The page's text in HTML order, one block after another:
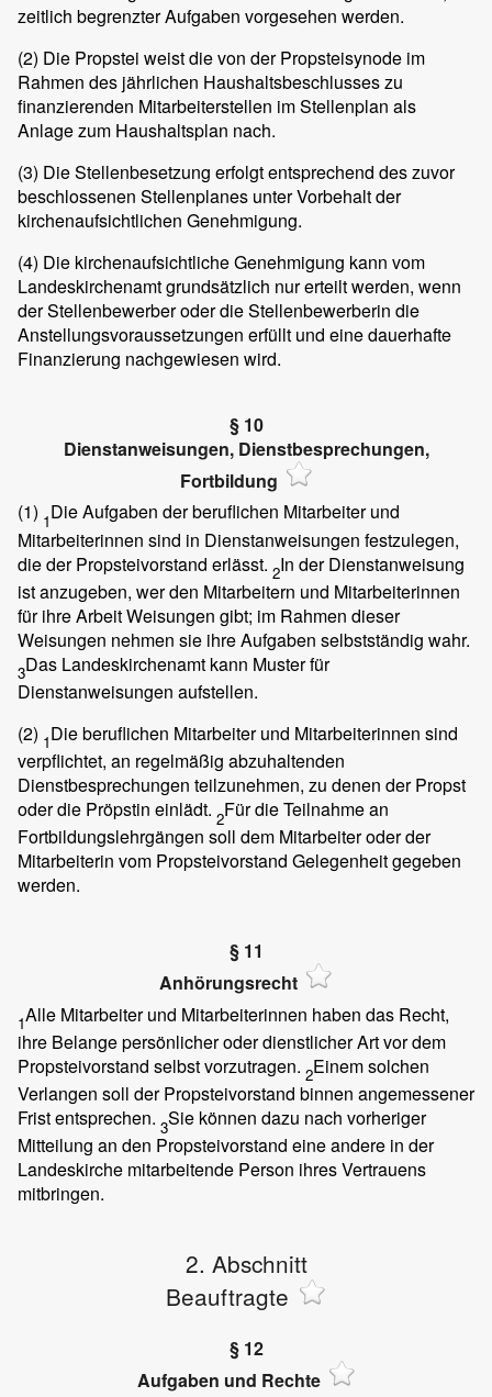
zeitlich begrenzter Aufgaben vorgesehen werden.
(2) Die Propstei weist die von der Propsteisynode im
Rahmen des jährlichen Haushaltsbeschlusses zu
finanzierenden Mitarbeiterstellen im Stellenplan als
Anlage zum Haushaltsplan nach.
(3) Die Stellenbesetzung erfolgt entsprechend des zuvor
beschlossenen Stellenplanes unter Vorbehalt der
kirchenaufsichtlichen Genehmigung.
(4) Die kirchenaufsichtliche Genehmigung kann vom
Landeskirchenamt grundsätzlich nur erteilt werden, wenn
der Stellenbewerber oder die Stellenbewerberin die
Anstellungsvoraussetzungen erfüllt und eine dauerhafte
Finanzierung nachgewiesen wird.
§ 10
Dienstanweisungen, Dienstbesprechungen,
Fortbildung
(1) 1Die Aufgaben der beruflichen Mitarbeiter und
Mitarbeiterinnen sind in Dienstanweisungen festzulegen,
die der Propsteivorstand erlässt. 2In der Dienstanweisung
ist anzugeben, wer den Mitarbeitern und Mitarbeiterinnen
für ihre Arbeit Weisungen gibt; im Rahmen dieser
Weisungen nehmen sie ihre Aufgaben selbstständig wahr.
3Das Landeskirchenamt kann Muster für
Dienstanweisungen aufstellen.
(2) 1Die beruflichen Mitarbeiter und Mitarbeiterinnen sind
verpflichtet, an regelmäßig abzuhaltenden
Dienstbesprechungen teilzunehmen, zu denen der Propst
oder die Pröpstin einlädt. 2Für die Teilnahme an
Fortbildungslehrgängen soll dem Mitarbeiter oder der
Mitarbeiterin vom Propsteivorstand Gelegenheit gegeben
werden.
§ 11
Anhörungsrecht
1Alle Mitarbeiter und Mitarbeiterinnen haben das Recht,
ihre Belange persönlicher oder dienstlicher Art vor dem
Propsteivorstand selbst vorzutragen. 2Einem solchen
Verlangen soll der Propsteivorstand binnen angemessener
Frist entsprechen. 3Sie können dazu nach vorheriger
Mitteilung an den Propsteivorstand eine andere in der
Landeskirche mitarbeitende Person ihres Vertrauens
mitbringen.
2. Abschnitt
Beauftragte
§ 12
Aufgaben und Rechte